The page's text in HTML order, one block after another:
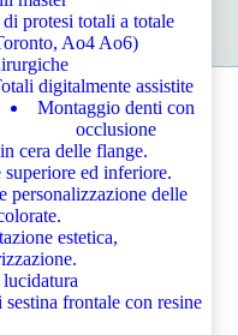
protesi totali a totale
Ao4 Ao6)
digitalmente assistite
Montaggio denti con
occlusione
cera delle flange.
ed inferiore.
personalizzazione delle
estetica,
frontale con resine